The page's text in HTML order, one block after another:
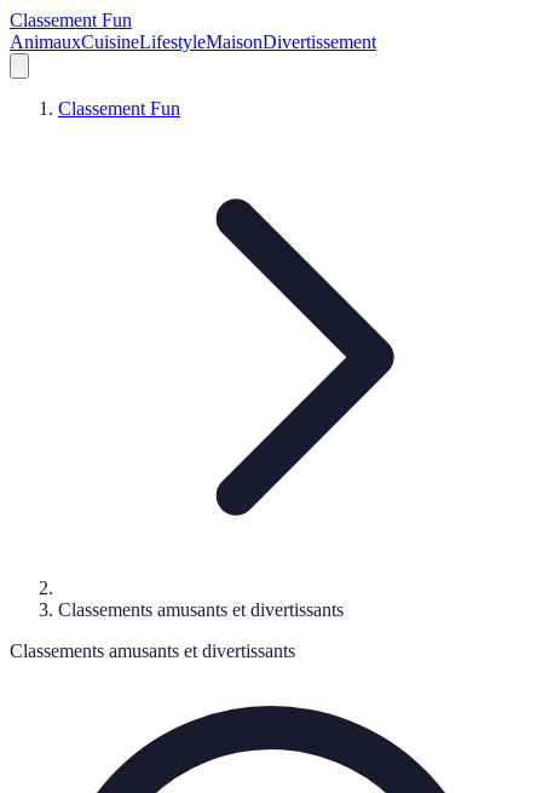
Classement Fun
AnimauxCuisineLifestyleMaisonDivertissement
Classement Fun
Classements amusants et divertissants
Classements amusants et divertissants